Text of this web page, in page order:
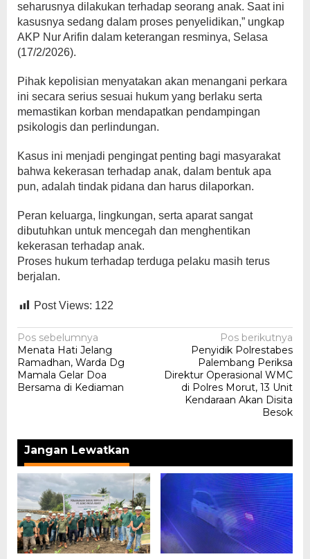
seharusnya dilakukan terhadap seorang anak. Saat ini
kasusnya sedang dalam proses penyelidikan,” ungkap
AKP Nur Arifin dalam keterangan resminya, Selasa
(17/2/2026).
Pihak kepolisian menyatakan akan menangani perkara
ini secara serius sesuai hukum yang berlaku serta
memastikan korban mendapatkan pendampingan
psikologis dan perlindungan.
Kasus ini menjadi pengingat penting bagi masyarakat
bahwa kekerasan terhadap anak, dalam bentuk apa
pun, adalah tindak pidana dan harus dilaporkan.
Peran keluarga, lingkungan, serta aparat sangat
dibutuhkan untuk mencegah dan menghentikan
kekerasan terhadap anak.
Proses hukum terhadap terduga pelaku masih terus
berjalan.
Post Views: 122
Navigasi
pos
Pos sebelumnya
Menata Hati Jelang
Ramadhan, Warda Dg
Mamala Gelar Doa
Bersama di Kediaman
Pos berikutnya
Penyidik Polrestabes
Palembang Periksa
Direktur Operasional WMC
di Polres Morut, 13 Unit
Kendaraan Akan Disita
Besok
Jangan Lewatkan